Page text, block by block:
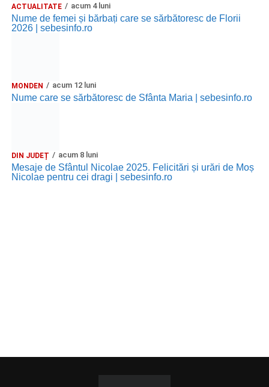
ACTUALITATE acum 4 luni
Nume de femei și bărbați care se sărbătoresc de Florii
2026 | sebesinfo.ro
MONDEN acum 12 luni
Nume care se sărbătoresc de Sfânta Maria | sebesinfo.ro
DIN JUDEȚ acum 8 luni
Mesaje de Sfântul Nicolae 2025. Felicitări și urări de Moș
Nicolae pentru cei dragi | sebesinfo.ro